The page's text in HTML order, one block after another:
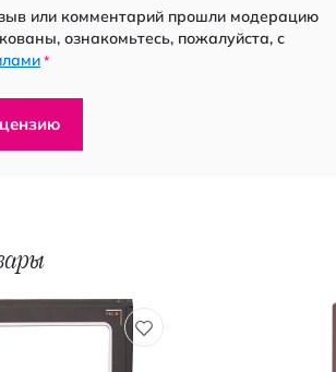
или комментарий прошли модерацию
ознакомьтесь, пожалуйста, с
*